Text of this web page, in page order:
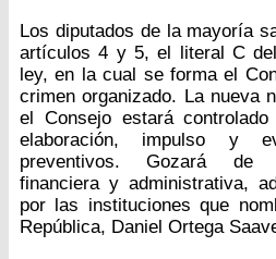
Los diputados de la mayoría
artículos 4 y 5, el literal C
ley, en la cual se forma el
crimen organizado. La nueva
el Consejo estará
elaboración, impulso y
preventivos. Gozará de
financiera y administrativa,
por las instituciones que
República, Daniel Ortega